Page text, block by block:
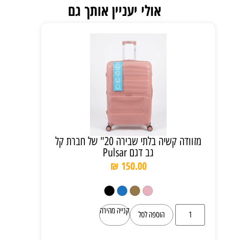
אולי יעניין אותך גם
מזוודה קשיה בלתי שבירה 20" של חברת קל
גב דגם Pulsar
₪ 150.00
הוספה לסל קנייה מהירה